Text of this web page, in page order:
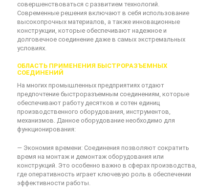
совершенствоваться с развитием технологий.
Современные решения включают в себя использование
высокопрочных материалов, а также инновационные
конструкции, которые обеспечивают надежное и
долговечное соединение даже в самых экстремальных
условиях.
ОБЛАСТЬ ПРИМЕНЕНИЯ БЫСТРОРАЗЪЕМНЫХ
СОЕДИНЕНИЙ
На многих промышленных предприятиях отдают
предпочтение быстроразъемным соединениям, которые
обеспечивают работу десятков и сотен единиц
производственного оборудования, инструментов,
механизмов. Данное оборудование необходимо для
функционирования:
— Экономия времени: Соединения позволяют сократить
время на монтаж и демонтаж оборудования или
конструкций. Это особенно важно в сферах производства,
где оперативность играет ключевую роль в обеспечении
эффективности работы.